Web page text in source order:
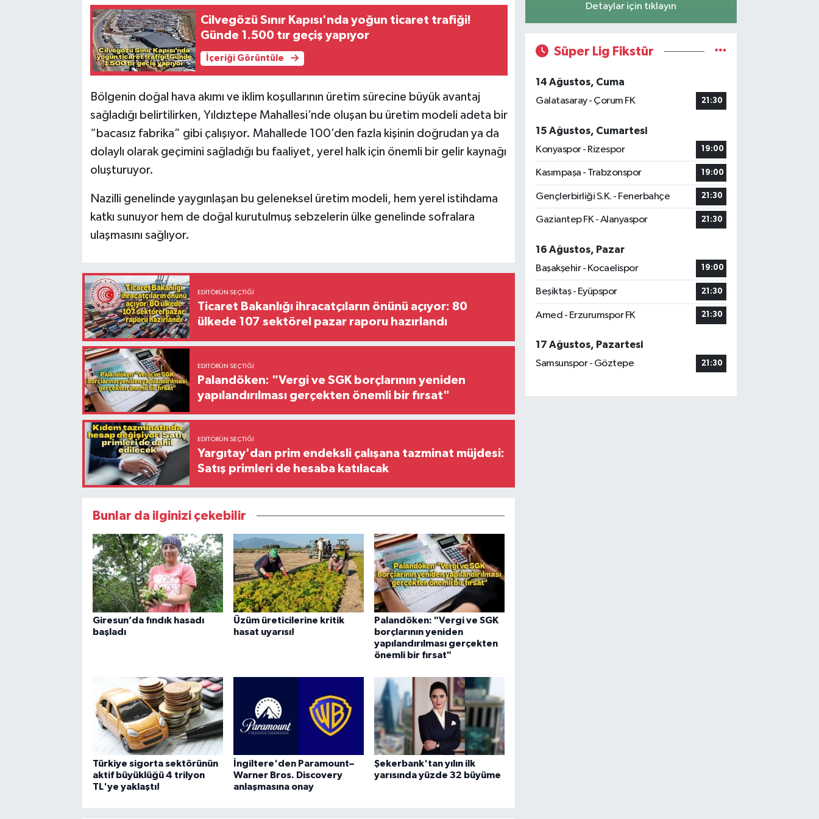
Cilvegözü Sınır Kapısı'nda yoğun ticaret trafiği!
Günde 1.500 tır geçiş yapıyor
İçeriği Görüntüle
Bölgenin doğal hava akımı ve iklim koşullarının üretim sürecine büyük avantaj
sağladığı belirtilirken, Yıldıztepe Mahallesi’nde oluşan bu üretim modeli adeta bir
“bacasız fabrika” gibi çalışıyor. Mahallede 100’den fazla kişinin doğrudan ya da
dolaylı olarak geçimini sağladığı bu faaliyet, yerel halk için önemli bir gelir kaynağı
oluşturuyor.
Nazilli genelinde yaygınlaşan bu geleneksel üretim modeli, hem yerel istihdama
katkı sunuyor hem de doğal kurutulmuş sebzelerin ülke genelinde sofralara
ulaşmasını sağlıyor.
EDITÖRÜN SEÇTIĞI
Ticaret Bakanlığı ihracatçıların önünü açıyor: 80
ülkede 107 sektörel pazar raporu hazırlandı
EDITÖRÜN SEÇTIĞI
Palandöken: "Vergi ve SGK borçlarının yeniden
yapılandırılması gerçekten önemli bir fırsat"
EDITÖRÜN SEÇTIĞI
Yargıtay'dan prim endeksli çalışana tazminat müjdesi:
Satış primleri de hesaba katılacak
Bunlar da ilginizi çekebilir
Giresun’da fındık hasadı
başladı
Üzüm üreticilerine kritik
hasat uyarısı!
Palandöken: "Vergi ve SGK
borçlarının yeniden
yapılandırılması gerçekten
önemli bir fırsat"
Türkiye sigorta sektörünün
aktif büyüklüğü 4 trilyon
TL'ye yaklaştı!
İngiltere'den Paramount–
Warner Bros. Discovery
anlaşmasına onay
Şekerbank'tan yılın ilk
yarısında yüzde 32 büyüme
Detaylar için tıklayın
Süper Lig Fikstür
14 Ağustos, Cuma
Galatasaray - Çorum FK
21:30
15 Ağustos, Cumartesi
Konyaspor - Rizespor
19:00
Kasımpaşa - Trabzonspor 19:00
Gençlerbirliği S.K. - Fenerbahçe 21:30
Gaziantep FK - Alanyaspor 21:30
16 Ağustos, Pazar
Başakşehir - Kocaelispor
19:00
Beşiktaş - Eyüpspor 21:30
Amed - Erzurumspor FK 21:30
17 Ağustos, Pazartesi
Samsunspor - Göztepe
21:30